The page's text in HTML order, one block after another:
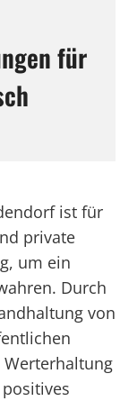
für
ist für
private
um ein
Durch
von